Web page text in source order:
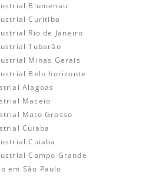
Blumenau
Curitiba
Rio de Janeiro
Tubarão
Minas Gerais
Belo horizonte
Alagoas
Maceio
Mato Grosso
Cuiaba
Cuiaba
Campo Grande
em São Paulo